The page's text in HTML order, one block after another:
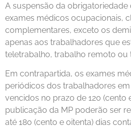
A suspensão da obrigatoriedade
exames médicos ocupacionais,
complementares, exceto os
apenas aos trabalhadores que
teletrabalho, trabalho remoto ou
Em contrapartida, os exames
periódicos dos trabalhadores
vencidos no prazo de 120 (cento
publicação da MP poderão ser
até 180 (cento e oitenta) dias